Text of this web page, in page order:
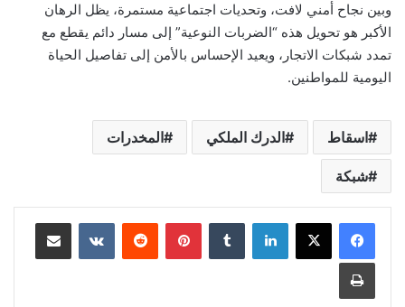
وبين نجاح أمني لافت، وتحديات اجتماعية مستمرة، يظل الرهان
الأكبر هو تحويل هذه “الضربات النوعية” إلى مسار دائم يقطع مع
تمدد شبكات الاتجار، ويعيد الإحساس بالأمن إلى تفاصيل الحياة
اليومية للمواطنين.
اسقاط الدرك الملكي المخدرات
شبكة
لينكدإن بينتيريست مشاركة عبر البريد
طباعة